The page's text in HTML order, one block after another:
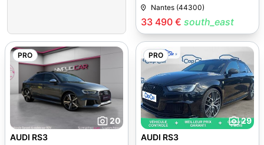
33 490 € south_east
Nantes (44300)
PRO
20
AUDI RS3
PRO
29
AUDI RS3